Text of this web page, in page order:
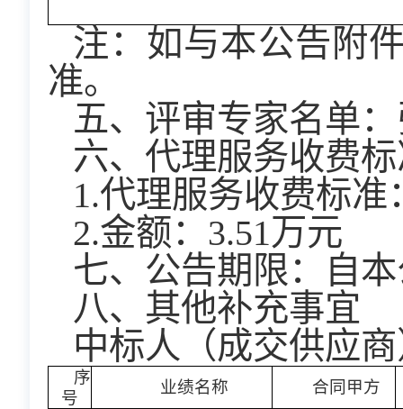
注：如与本公告附
准。
五、评审专家名单：
六、代理服务收费
1.代理服务收费标
2.金额：3.51万元
七、公告期限：
自
八、其他补充事宜
中标人（成交供应
序
号
业绩名称 合同甲方